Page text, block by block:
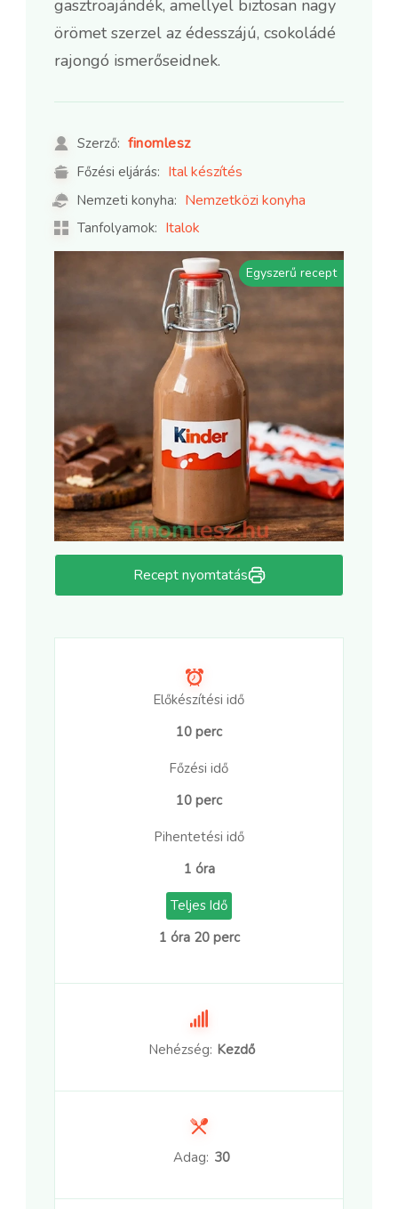
gasztroajándék, amellyel biztosan nagy
örömet szerzel az édesszájú, csokoládé
rajongó ismerőseidnek.
Szerző: finomlesz
Főzési eljárás: Ital készítés
Nemzeti konyha: Nemzetközi konyha
Tanfolyamok: Italok
Recept nyomtatás
Egyszerű recept
Előkészítési idő
10 perc
Főzési idő
10 perc
Pihentetési idő
1 óra
Teljes Idő
1 óra 20 perc
Nehézség: Kezdő
Adag: 30